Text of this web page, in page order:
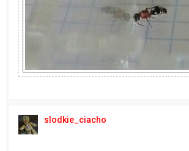
slodkie_ciacho